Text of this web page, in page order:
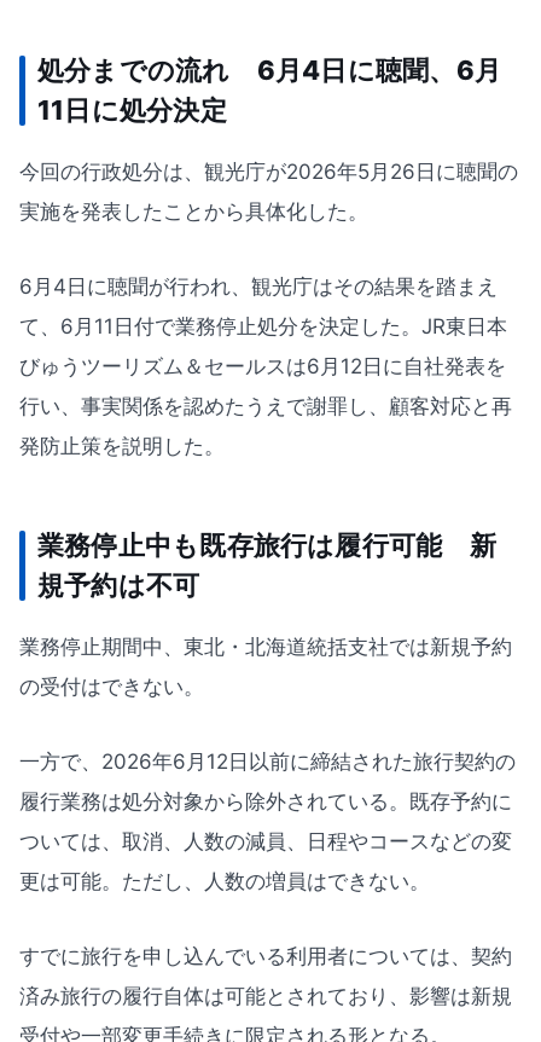
処分までの流れ 6月4日に聴聞、6月
11日に処分決定
今回の行政処分は、観光庁が2026年5月26日に聴聞の
実施を発表したことから具体化した。
6月4日に聴聞が行われ、観光庁はその結果を踏まえ
て、6月11日付で業務停止処分を決定した。JR東日本
びゅうツーリズム＆セールスは6月12日に自社発表を
行い、事実関係を認めたうえで謝罪し、顧客対応と再
発防止策を説明した。
業務停止中も既存旅行は履行可能 新
規予約は不可
業務停止期間中、東北・北海道統括支社では新規予約
の受付はできない。
一方で、2026年6月12日以前に締結された旅行契約の
履行業務は処分対象から除外されている。既存予約に
ついては、取消、人数の減員、日程やコースなどの変
更は可能。ただし、人数の増員はできない。
すでに旅行を申し込んでいる利用者については、契約
済み旅行の履行自体は可能とされており、影響は新規
受付や一部変更手続きに限定される形となる。